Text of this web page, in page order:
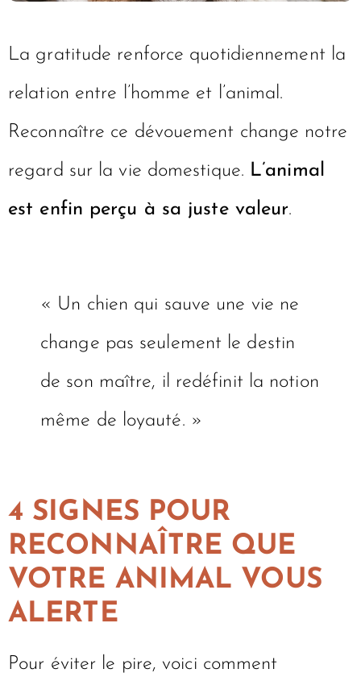
La gratitude renforce quotidiennement la
relation entre l’homme et l’animal.
Reconnaître ce dévouement change notre
regard sur la vie domestique. L’animal
est enfin perçu à sa juste valeur.
« Un chien qui sauve une vie ne
change pas seulement le destin
de son maître, il redéfinit la notion
même de loyauté. »
4 SIGNES POUR
RECONNAÎTRE QUE
VOTRE ANIMAL VOUS
ALERTE
Pour éviter le pire, voici comment